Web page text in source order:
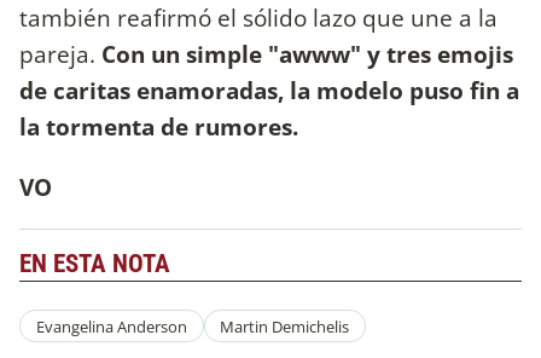
también reafirmó el sólido lazo que une a la
pareja. Con un simple "awww" y tres emojis
de caritas enamoradas, la modelo puso fin a
la tormenta de rumores.
VO
EN ESTA NOTA
Evangelina Anderson Martin Demichelis